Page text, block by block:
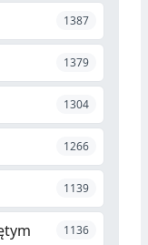
1387
1379
1304
1266
1139
1136